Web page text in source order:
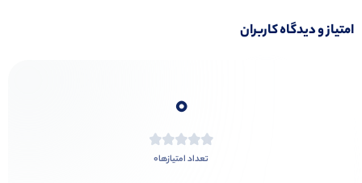
امتیاز و دیدگاه کاربران
0
تعداد امتیازها0